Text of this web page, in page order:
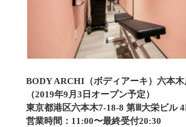
BODY ARCHI（ボディアーキ）六本木
（2019年9月3日オープン予定）
東京都港区六本木7-18-8 第Ⅲ大栄ビル
営業時間：11:00〜最終受付20:30